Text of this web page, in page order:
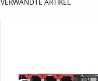
VERWANDTE ARTIKEL